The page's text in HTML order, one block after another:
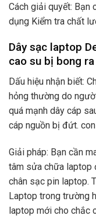
Cách giải quyết:
dụng Kiểm tra chất
Dây sạc laptop
cao su bị bong ra
Dấu hiệu nhận biết:
hỏng thường do
quá mạnh dây cáp
cáp nguồn bị đứt.
Giải pháp: Bạn cần
tâm sửa chữa laptop
chân sạc pin laptop.
Laptop trong trường
laptop mới cho chắc